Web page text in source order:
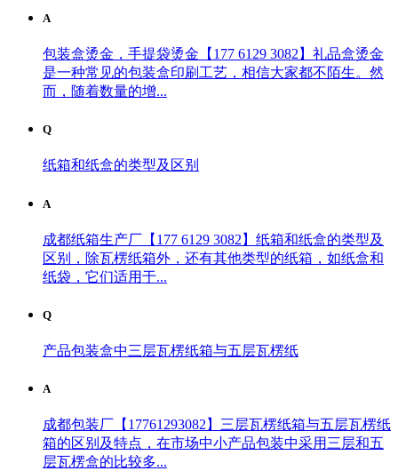
A
包装盒烫金，手提袋烫金【177 6129 3082】礼品盒烫金
是一种常见的包装盒印刷工艺，相信大家都不陌生。然
而，随着数量的增...
Q
纸箱和纸盒的类型及区别
A
成都纸箱生产厂【177 6129 3082】纸箱和纸盒的类型及
区别，除瓦楞纸箱外，还有其他类型的纸箱，如纸盒和
纸袋，它们适用于...
Q
产品包装盒中三层瓦楞纸箱与五层瓦楞纸
A
成都包装厂【17761293082】三层瓦楞纸箱与五层瓦楞纸
箱的区别及特点，在市场中小产品包装中采用三层和五
层瓦楞盒的比较多...